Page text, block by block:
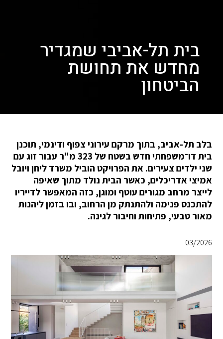
בית תל-אביבי שמגדיר
מחדש את תחושת
הביטחון
בלב תל-אביב, בתוך מרקם עירוני צפוף ודינמי, תוכנן
בית דו־משפחתי חדש בשטח של 323 מ"ר עבור זוג עם
שני ילדים צעירים. את הפרויקט הוביל משרד ליחן ויובל
אמיצי אדריכלים, כאשר הבית נולד מתוך שאיפה
לייצר מרחב מגורים עוטף ומוגן, כזה המאפשר לדייריו
להתכנס פנימה ולהתנתק מן הרחוב, ובו בזמן ליהנות
מאור טבעי, פתיחות וחיבור לגינה.
03/2026